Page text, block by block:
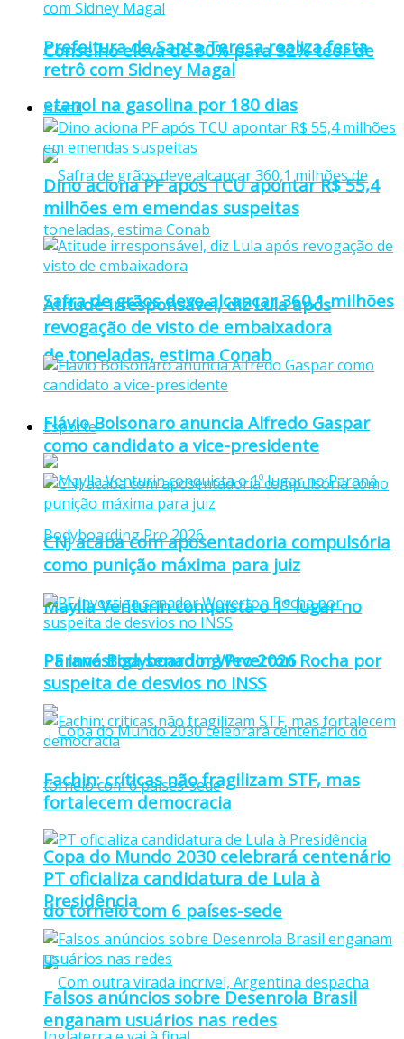
Conselho eleva de 30% para 32% teor de
etanol na gasolina por 180 dias
Safra de grãos deve alcançar 360,1 milhões
de toneladas, estima Conab
Esporte
Maylla Venturin conquista o 1º lugar no
Paraná Bodyboarding Pro 2026
Copa do Mundo 2030 celebrará centenário
do torneio com 6 países-sede
Prefeitura de Santa Teresa realiza festa
retrô com Sidney Magal
Brasil
Dino aciona PF após TCU apontar R$ 55,4
milhões em emendas suspeitas
Atitude irresponsável, diz Lula após
revogação de visto de embaixadora
Flávio Bolsonaro anuncia Alfredo Gaspar
como candidato a vice-presidente
CNJ acaba com aposentadoria compulsória
como punição máxima para juiz
PF investiga senador Weverton Rocha por
suspeita de desvios no INSS
Fachin: críticas não fragilizam STF, mas
fortalecem democracia
PT oficializa candidatura de Lula à
Presidência
Falsos anúncios sobre Desenrola Brasil
enganam usuários nas redes